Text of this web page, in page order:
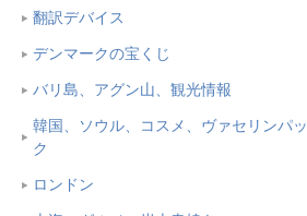
翻訳デバイス
デンマークの宝くじ
バリ島、アグン山、観光情報
韓国、ソウル、コスメ、ヴァセリンパッ
ク
ロンドン